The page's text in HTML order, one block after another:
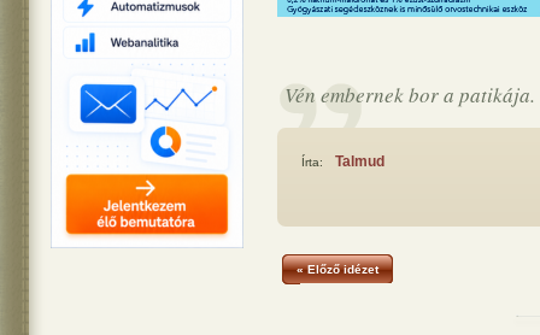
Vén embernek bor a patikája.
Írta: Talmud
« Előző idézet